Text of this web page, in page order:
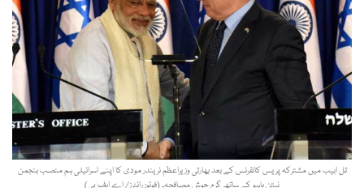
تل ابیب میں مشترکہ پریس کانفرنس کے بعد بھارتی وزیراعظم نریندر مودی کا اپنے اسرائیلی ہم منصب بنجمن